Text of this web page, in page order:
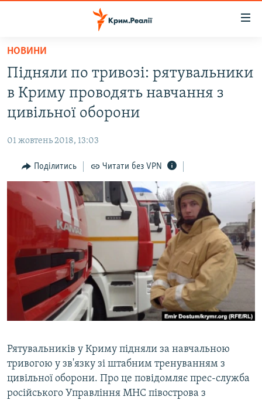
Перейти
основного
матеріалу
Перейти
до
основної
Перейти
до
пошуку
ВОДА.КРИМ
ВІДЕО ТА ФОТО
БЛОГИ
ПОГЛЯД
ІНТЕРВ'Ю
ВСЕ ЗА ДЕНЬ
СПЕЦПРОЕКТИ
ДЕПОРТАЦІЯ
ВІДЕОУРОКИ «ELIFBE»
СВІДЧЕННЯ ОКУПАЦІЇ
УКРАЇНСЬКА ПРОБЛЕМА КРИМУ
ЯК ОБІЙТИ БЛОКУВАННЯ
Русский
Qırımtatar
Усі сайти RFE/RL
НОВИНИ
Підняли по тривозі: рятувальники
в Криму проводять навчання з
цивільної оборони
01 жовтень 2018, 13:03
Поділитись Читати без VPN
Рятувальників у Криму підняли за навчальною
тривогою у зв'язку зі штабним тренуванням з
цивільної оборони. Про це повідомляє прес-служба
російського Управління МНС півострова з